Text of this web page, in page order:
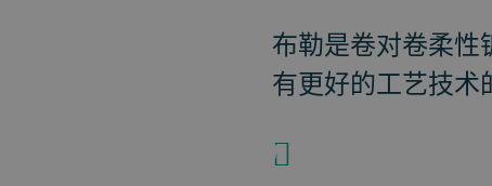
布勒是卷对卷柔性
有更好的工艺技术
+